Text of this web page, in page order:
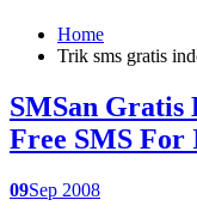
Home
Trik sms gratis
SMSan Gratis
Free SMS For
09Sep 2008